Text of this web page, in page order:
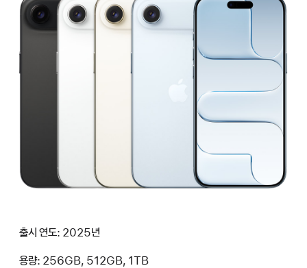
출시 연도: 2025년
용량: 256GB, 512GB, 1TB